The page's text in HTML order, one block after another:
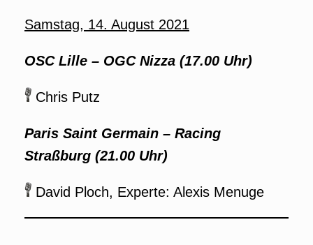
Samstag, 14. August 2021
OSC Lille – OGC Nizza (17.00 Uhr)
Chris Putz
Paris Saint Germain – Racing
Straßburg (21.00 Uhr)
David Ploch, Experte: Alexis Menuge